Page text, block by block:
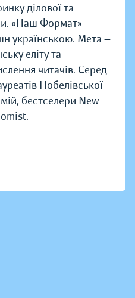
ділової та
«Наш Формат»
українською. Мета —
еліту та
читачів. Серед
Нобелівської
бестселери New